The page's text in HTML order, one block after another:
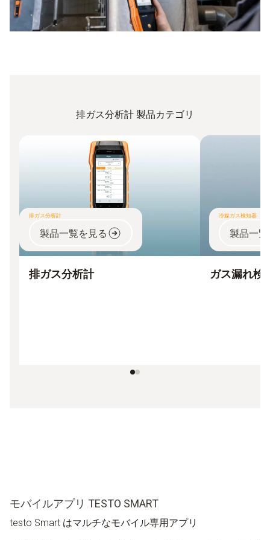
排ガス分析計 製品カテゴリ
排ガス分析計
製品一覧を見る
排ガス分析計
冷媒ガス検知器
製品一
ガス漏れ検
モバイルアプリ TESTO SMART
testo Smart はマルチなモバイル専用アプリ